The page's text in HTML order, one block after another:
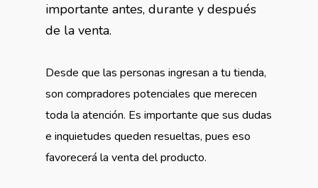
importante antes, durante y después
de la venta.
Desde que las personas ingresan a tu tienda,
son compradores potenciales que merecen
toda la atención. Es importante que sus dudas
e inquietudes queden resueltas, pues eso
favorecerá la venta del producto.